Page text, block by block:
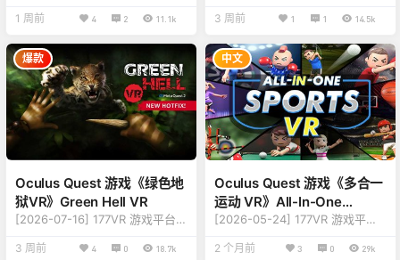
ng Fu 版本v2.2.9.514 【更
下方说明 【名称】：Dragon Fis
t: VR Kung Fu 【类型】：格
斗、功夫、动作 【平台】：Ques
t 2、Quest Pro、Quest 3、Qu
est 3S（一体机版本） 【联
机】：单人离线 【大小】：2.2G
1 周前 4 2 11.1k
本v1.2.3.681 【更新】：修复性
US VR 【类型】：动作、角色、
日漫、冒险 【平台】：Quest
2、Quest Pro、Quest 3、Ques
t 3S（一体机版本） 【联机】：
单人离线 【大小】：3.3GB 【刷
新】：90Hz 【语言】：日语、英
语 【说明】： …
3 周前 1 1 14.5k
爆款
Oculus Quest 游戏《绿色地
狱VR》Green Hell VR
[2026-07-16] 177VR 游戏平台游
4.1.10069 【版本】：修复更新内
3 周前 4 0 18.7k
中文
Oculus Quest 游戏《多合一
运动 VR》All-In-One
Sports VR
[2026-05-24] 177VR 游戏平台
R 版本v1.9.0.100 【更新】：修
2 个月前 3 0 29k